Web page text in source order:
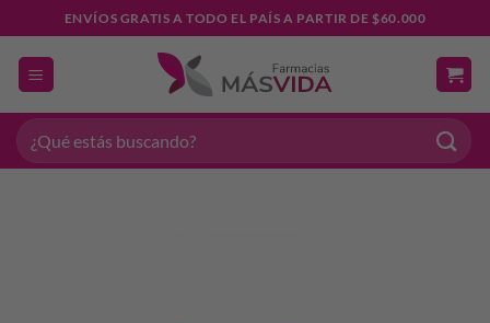
al
contenido
ENVÍOS GRATIS A TODO EL PAÍS A PARTIR DE $60.000
Buscar
por: